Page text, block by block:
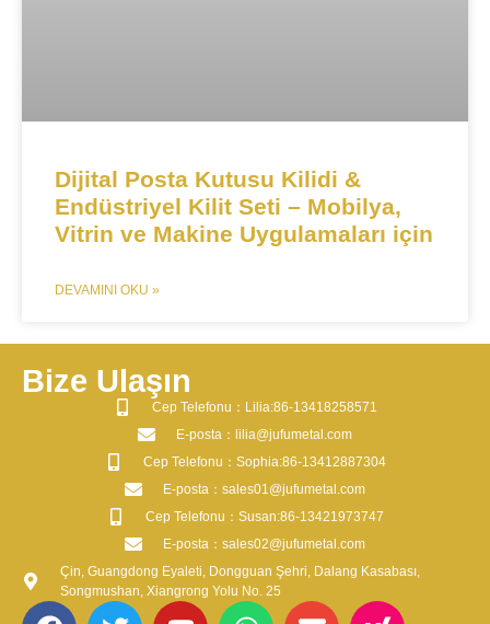
​​Dijital Posta Kutusu Kilidi &
Endüstriyel Kilit Seti – Mobilya,
Vitrin ve Makine Uygulamaları için​​
DEVAMINI OKU »
Bize Ulaşın
​Cep Telefonu：Lilia:86-13418258571
​E-posta​：lilia@jufumetal.com
​Cep Telefonu：Sophia:86-13412887304
​E-posta​：sales01@jufumetal.com
​Cep Telefonu：Susan:86-13421973747
​E-posta​：sales02@jufumetal.com
Çin, Guangdong Eyaleti, Dongguan Şehri, Dalang Kasabası,
Songmushan, Xiangrong Yolu No. 25